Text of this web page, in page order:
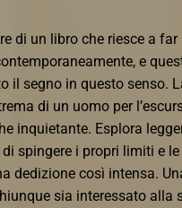
di un libro che riesce a far
e
il segno in questo senso.
di un uomo per
inquietante. Esplora
spingere i propri limiti e le
dedizione così intensa.
sia interessato alla